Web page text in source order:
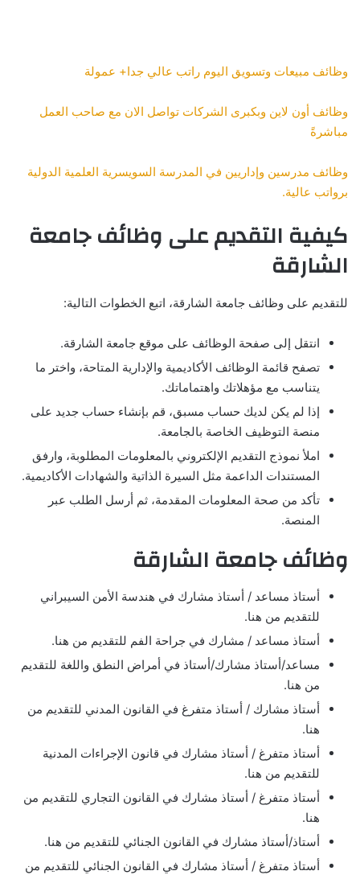
وظائف مبيعات وتسويق اليوم راتب عالي جدا+ عمولة
وظائف أون لاين وبكبرى الشركات تواصل الان مع صاحب العمل
مباشرةً
وظائف مدرسين وإداريين في المدرسة السويسرية العلمية الدولية
برواتب عالية.
كيفية التقديم على وظائف جامعة
الشارقة
للتقديم على وظائف جامعة الشارقة، اتبع الخطوات التالية:
انتقل إلى صفحة الوظائف على موقع جامعة الشارقة.
تصفح قائمة الوظائف الأكاديمية والإدارية المتاحة، واختر ما
يتناسب مع مؤهلاتك واهتماماتك.
إذا لم يكن لديك حساب مسبق، قم بإنشاء حساب جديد على
منصة التوظيف الخاصة بالجامعة.
املأ نموذج التقديم الإلكتروني بالمعلومات المطلوبة، وارفق
المستندات الداعمة مثل السيرة الذاتية والشهادات الأكاديمية.
تأكد من صحة المعلومات المقدمة، ثم أرسل الطلب عبر
المنصة.
وظائف جامعة الشارقة
أستاذ مساعد / أستاذ مشارك في هندسة الأمن السيبراني
للتقديم من هنا.
أستاذ مساعد / مشارك في جراحة الفم للتقديم من هنا.
مساعد/أستاذ مشارك/أستاذ في أمراض النطق واللغة للتقديم
من هنا.
أستاذ مشارك / أستاذ متفرغ في القانون المدني للتقديم من
هنا.
أستاذ متفرغ / أستاذ مشارك في قانون الإجراءات المدنية
للتقديم من هنا.
أستاذ متفرغ / أستاذ مشارك في القانون التجاري للتقديم من
هنا.
أستاذ/أستاذ مشارك في القانون الجنائي للتقديم من هنا.
أستاذ متفرغ / أستاذ مشارك في القانون الجنائي للتقديم من